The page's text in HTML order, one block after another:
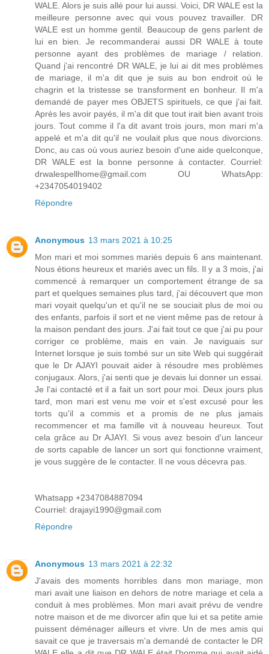
WALE. Alors je suis allé pour lui aussi. Voici, DR WALE est la
meilleure personne avec qui vous pouvez travailler. DR
WALE est un homme gentil. Beaucoup de gens parlent de
lui en bien. Je recommanderai aussi DR WALE à toute
personne ayant des problèmes de mariage / relation.
Quand j'ai rencontré DR WALE, je lui ai dit mes problèmes
de mariage, il m'a dit que je suis au bon endroit où le
chagrin et la tristesse se transforment en bonheur. Il m'a
demandé de payer mes OBJETS spirituels, ce que j'ai fait.
Après les avoir payés, il m'a dit que tout irait bien avant trois
jours. Tout comme il l'a dit avant trois jours, mon mari m'a
appelé et m'a dit qu'il ne voulait plus que nous divorcions.
Donc, au cas où vous auriez besoin d'une aide quelconque,
DR WALE est la bonne personne à contacter. Courriel:
drwalespellhome@gmail.com OU WhatsApp:
+2347054019402
Répondre
Anonymous 13 mars 2021 à 10:25
Mon mari et moi sommes mariés depuis 6 ans maintenant.
Nous étions heureux et mariés avec un fils. Il y a 3 mois, j'ai
commencé à remarquer un comportement étrange de sa
part et quelques semaines plus tard, j'ai découvert que mon
mari voyait quelqu'un et qu'il ne se souciait plus de moi ou
des enfants, parfois il sort et ne vient même pas de retour à
la maison pendant des jours. J'ai fait tout ce que j'ai pu pour
corriger ce problème, mais en vain. Je naviguais sur
Internet lorsque je suis tombé sur un site Web qui suggérait
que le Dr AJAYI pouvait aider à résoudre mes problèmes
conjugaux. Alors, j'ai senti que je devais lui donner un essai.
Je l'ai contacté et il a fait un sort pour moi. Deux jours plus
tard, mon mari est venu me voir et s'est excusé pour les
torts qu'il a commis et a promis de ne plus jamais
recommencer et ma famille vit à nouveau heureux. Tout
cela grâce au Dr AJAYI. Si vous avez besoin d'un lanceur
de sorts capable de lancer un sort qui fonctionne vraiment,
je vous suggère de le contacter. Il ne vous décevra pas.
Whatsapp +2347084887094
Courriel: drajayi1990@gmail.com
Répondre
Anonymous 13 mars 2021 à 22:32
J'avais des moments horribles dans mon mariage, mon
mari avait une liaison en dehors de notre mariage et cela a
conduit à mes problèmes. Mon mari avait prévu de vendre
notre maison et de me divorcer afin que lui et sa petite amie
puissent déménager ailleurs et vivre. Un de mes amis qui
savait ce que je traversais m'a demandé de contacter le DR